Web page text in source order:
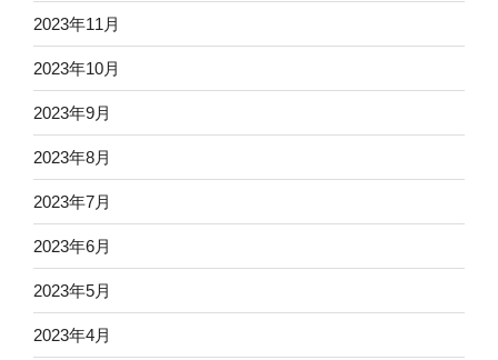
2023年11月
2023年10月
2023年9月
2023年8月
2023年7月
2023年6月
2023年5月
2023年4月